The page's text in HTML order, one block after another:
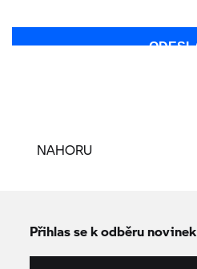
NAHORU
Přihlas se k odběru novinek